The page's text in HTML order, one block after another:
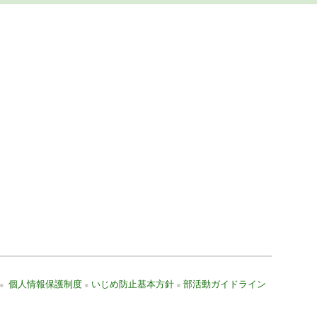
●個人情報保護制度 ● いじめ防止基本方針 ●部活動ガイドライン